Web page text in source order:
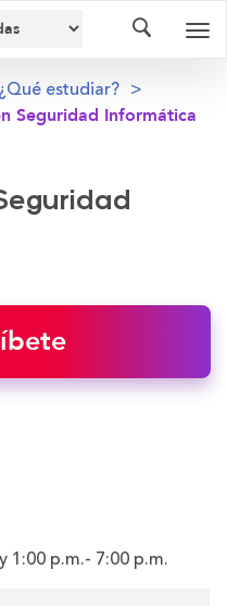
¿Qué estudiar?
Seguridad Informática
1:00 p.m.- 7:00 p.m.